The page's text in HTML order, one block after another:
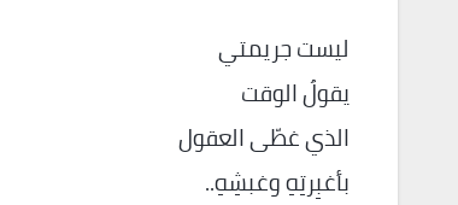
ليست جريمتي
يقولُ الوقت
الذي غطّى العقول
بأغبِرتِهِ وغبشِهِ..